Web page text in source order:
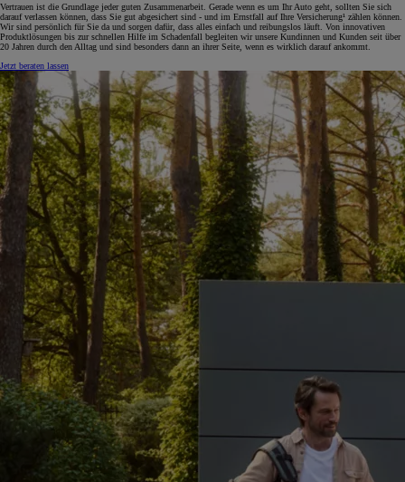
Vertrauen ist die Grundlage jeder guten Zusammenarbeit. Gerade wenn es um Ihr Auto geht, sollten Sie sich
darauf verlassen können, dass Sie gut abgesichert sind - und im Ernstfall auf Ihre Versicherung¹ zählen können.
Wir sind persönlich für Sie da und sorgen dafür, dass alles einfach und reibungslos läuft. Von innovativen
Produktlösungen bis zur schnellen Hilfe im Schadenfall begleiten wir unsere Kundinnen und Kunden seit über
20 Jahren durch den Alltag und sind besonders dann an ihrer Seite, wenn es wirklich darauf ankommt.
Jetzt beraten lassen